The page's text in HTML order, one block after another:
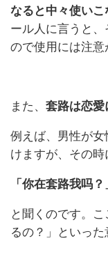
なると中々使い
ール人に言うと
ので使用には注意
また、 套路は恋愛
例えば、男性が
けますが、その時
「你在套路我吗
と聞くのです。
るの？」といった